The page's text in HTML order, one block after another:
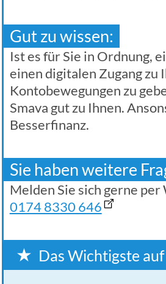
Gut zu wissen:
Ist es für Sie in Ordnung,
einen digitalen Zugang zu
Kontobewegungen zu
Smava gut zu Ihnen.
Besserfinanz.
Sie haben weitere
Melden Sie sich gerne
0174 8330 646
Das Wichtigste